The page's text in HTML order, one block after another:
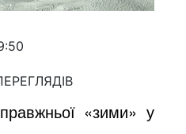
«зими» у